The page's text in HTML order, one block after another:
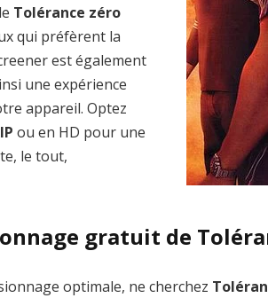
Tolérance zéro
qui préfèrent la
est également
une expérience
appareil. Optez
ou en HD pour une
le tout,
gratuit de
optimale, ne cherchez